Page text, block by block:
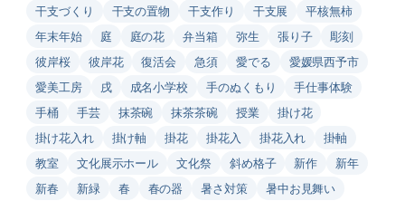
干支づくり
干支の置物 干支作り 干支展
平核無柿
年末年始
庭 庭の花 弁当箱 弥生 張り子
彫刻
彼岸桜
彼岸花 復活会 急須 愛でる
愛媛県西予市
愛美工房
戌 成名小学校 手のぬくもり
手仕事体験
手桶
手芸 抹茶碗 抹茶茶碗 授業
掛け花
掛け花入れ
掛け軸 掛花 掛花入 掛花入れ
掛軸
教室
文化展示ホール 文化祭 斜め格子 新作
新年
新春
新緑 春 春の器 暑さ対策
暑中お見舞い